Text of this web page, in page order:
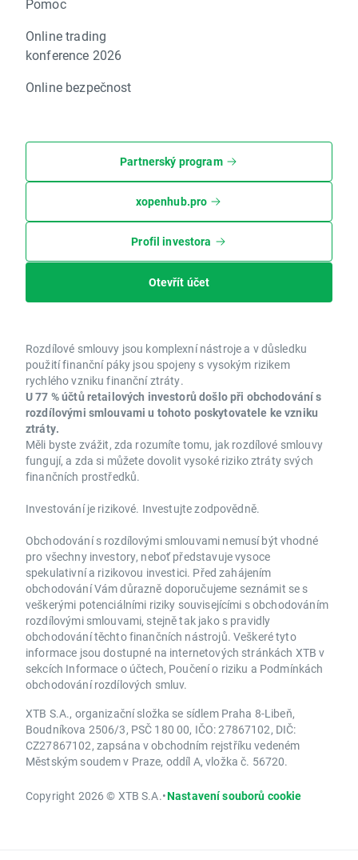
Pomoc
Online trading
konference 2026
Online bezpečnost
Partnerský program
xopenhub.pro
Profil investora
Otevřít účet
Rozdílové smlouvy jsou komplexní nástroje a v důsledku
použití finanční páky jsou spojeny s vysokým rizikem
rychlého vzniku finanční ztráty.
U 77 % účtů retailových investorů došlo při obchodování s
rozdílovými smlouvami u tohoto poskytovatele ke vzniku
ztráty.
Měli byste zvážit, zda rozumíte tomu, jak rozdílové smlouvy
fungují, a zda si můžete dovolit vysoké riziko ztráty svých
finančních prostředků.
Investování je rizikové. Investujte zodpovědně.
Obchodování s rozdílovými smlouvami nemusí být vhodné
pro všechny investory, neboť představuje vysoce
spekulativní a rizikovou investici. Před zahájením
obchodování Vám důrazně doporučujeme seznámit se s
veškerými potenciálními riziky souvisejícími s obchodováním
rozdílovými smlouvami, stejně tak jako s pravidly
obchodování těchto finančních nástrojů. Veškeré tyto
informace jsou dostupné na internetových stránkách XTB v
sekcích Informace o účtech, Poučení o riziku a Podmínkách
obchodování rozdílových smluv.
XTB S.A., organizační složka se sídlem Praha 8-Libeň,
Boudníkova 2506/3, PSČ 180 00, IČO: 27867102, DIČ:
CZ27867102, zapsána v obchodním rejstříku vedeném
Městským soudem v Praze, oddíl A, vložka č. 56720.
Copyright 2026 © XTB S.A.•Nastavení souborů cookie